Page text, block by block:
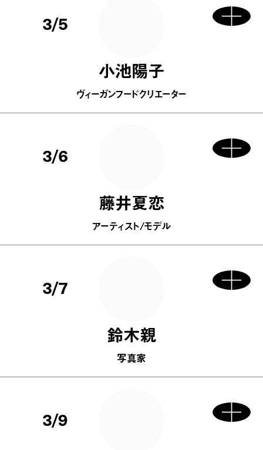
3/5
小池陽子
ヴィーガンフードクリエーター
3/6
藤井夏恋
アーティスト/モデル
3/7
鈴木親
写真家
3/9